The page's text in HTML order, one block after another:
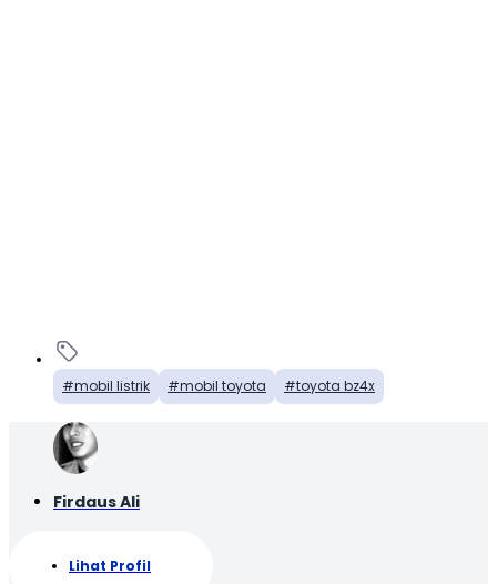
mobil listrik mobil toyota toyota bz4x
Firdaus Ali
Lihat Profil